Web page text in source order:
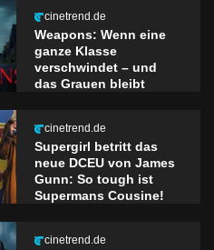
cinetrend.de
Weapons: Wenn eine
ganze Klasse
verschwindet – und
das Grauen bleibt
cinetrend.de
Supergirl betritt das
neue DCEU von James
Gunn: So tough ist
Supermans Cousine!
cinetrend.de